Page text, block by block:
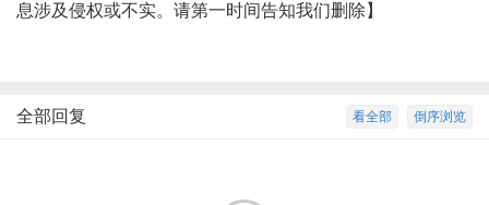
息涉及侵权或不实。请第一时间告知我们删除】
倒序浏览
看全部
全部回复